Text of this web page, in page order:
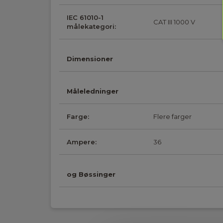
IEC 61010-1
målekategori:
CAT III 1000 V
Dimensioner
Måleledninger
Farge: Flere farger
Ampere: 36
og Bøssinger